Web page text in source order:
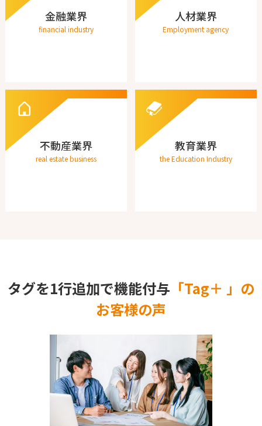
金融業界
financial industry
人材業界
Employment agency
不動産業界
real estate business
教育業界
the Education Industry
タグを1行追加で機能付与 「Tag＋ 」の
お客様の声